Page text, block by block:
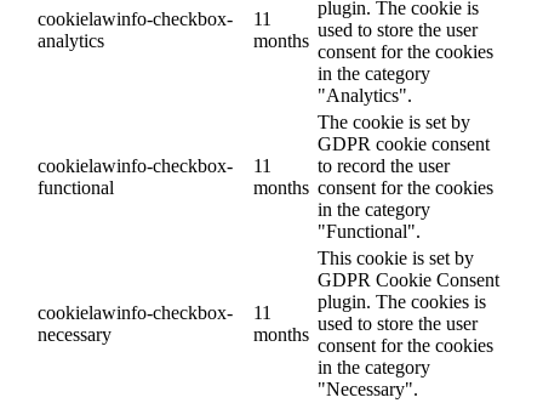
cookielawinfo-checkbox-
analytics
11
months
plugin. The cookie is
used to store the user
consent for the cookies
in the category
"Analytics".
cookielawinfo-checkbox-
functional
11
months
The cookie is set by
GDPR cookie consent
to record the user
consent for the cookies
in the category
"Functional".
cookielawinfo-checkbox-
necessary
11
months
This cookie is set by
GDPR Cookie Consent
plugin. The cookies is
used to store the user
consent for the cookies
in the category
"Necessary".